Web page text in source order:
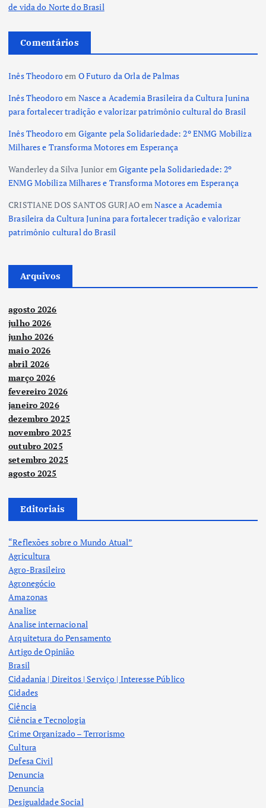
de vida do Norte do Brasil
Comentários
Inês Theodoroem O Futuro da Orla de Palmas
Inês Theodoroem Nasce a Academia Brasileira da Cultura Junina
para fortalecer tradição e valorizar patrimônio cultural do Brasil
Inês Theodoroem Gigante pela Solidariedade: 2º ENMG Mobiliza
Milhares e Transforma Motores em Esperança
Wanderley da Silva JunioremGigante pela Solidariedade: 2º
ENMG Mobiliza Milhares e Transforma Motores em Esperança
CRISTIANE DOS SANTOS GURJAOemNasce a Academia
Brasileira da Cultura Junina para fortalecer tradição e valorizar
patrimônio cultural do Brasil
Arquivos
agosto 2026
julho 2026
junho 2026
maio 2026
abril 2026
março 2026
fevereiro 2026
janeiro 2026
dezembro 2025
novembro 2025
outubro 2025
setembro 2025
agosto 2025
Editoriais
“Reflexões sobre o Mundo Atual”
Agricultura
Agro-Brasileiro
Agronegócio
Amazonas
Analise
Analise internacional
Arquitetura do Pensamento
Artigo de Opinião
Brasil
Cidadania | Direitos | Serviço | Interesse Público
Cidades
Ciência
Ciência e Tecnologia
Crime Organizado – Terrorismo
Cultura
Defesa Civil
Denuncia
Denuncia
Desigualdade Social